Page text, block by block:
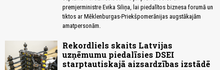
premjerministre Evika Siliņa, lai piedalītos biznesa forumā un
tiktos ar Mēklenburgas-Priekšpomerānijas augstākajām
amatpersonām.
Rekordliels skaits Latvijas
uzņēmumu piedalīsies DSEI
starptautiskajā aizsardzības izstādē